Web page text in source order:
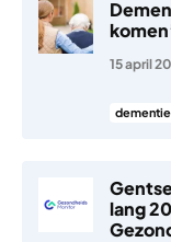
15 april
dementie
lang